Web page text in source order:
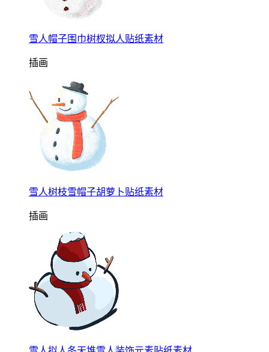
雪人帽子围巾树杈拟人贴纸素材
插画
雪人树枝雪帽子胡萝卜贴纸素材
插画